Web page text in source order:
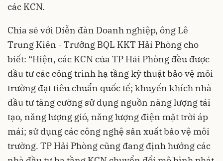
các KCN.
Chia sẻ với Diễn đàn Doanh nghiệp, ông Lê
Trung Kiên - Trưởng BQL KKT Hải Phòng cho
biết: “Hiện, các KCN của TP Hải Phòng đều được
đầu tư các công trình hạ tầng kỹ thuật bảo vệ môi
trường đạt tiêu chuẩn quốc tế; khuyến khích nhà
đầu tư tăng cường sử dụng nguồn năng lượng tái
tạo, năng lượng gió, năng lượng điện mặt trời áp
mái; sử dụng các công nghệ sản xuất bảo vệ môi
trường. TP Hải Phòng cũng đang định hướng các